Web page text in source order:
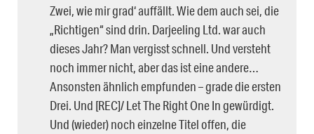
Zwei, wie mir grad‘ auffällt. Wie dem auch sei, die
„Richtigen“ sind drin. Darjeeling Ltd. war auch
dieses Jahr? Man vergisst schnell. Und versteht
noch immer nicht, aber das ist eine andere…
Ansonsten ähnlich empfunden – grade die ersten
Drei. Und [REC]/ Let The Right One In gewürdigt.
Und (wieder) noch einzelne Titel offen, die